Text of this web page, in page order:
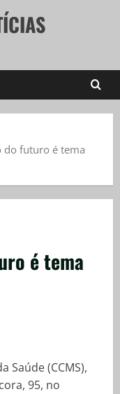
do futuro é tema
é tema
Saúde (CCMS),
95, no